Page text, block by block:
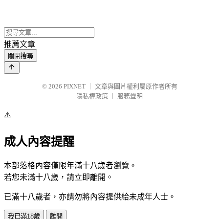
推薦文章
關閉搜尋
© 2026 PIXNET
文章與圖片權利屬原作者所有
隱私權政策
服務聲明
⚠️
成人內容提醒
本部落格內容僅限年滿十八歲者瀏覽。
若您未滿十八歲，請立即離開。
已滿十八歲者，亦請勿將內容提供給未成年人士。
我已滿18歲 離開